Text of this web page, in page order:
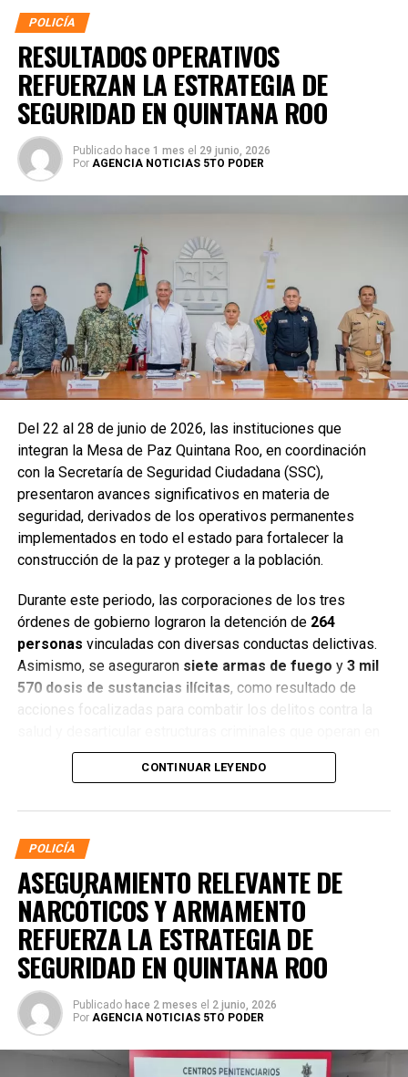
POLICÍA
RESULTADOS OPERATIVOS
REFUERZAN LA ESTRATEGIA DE
SEGURIDAD EN QUINTANA ROO
Publicado hace 1 mes el 29 junio, 2026
Por AGENCIA NOTICIAS 5TO PODER
Del 22 al 28 de junio de 2026, las instituciones que
integran la Mesa de Paz Quintana Roo, en coordinación
con la Secretaría de Seguridad Ciudadana (SSC),
presentaron avances significativos en materia de
seguridad, derivados de los operativos permanentes
implementados en todo el estado para fortalecer la
construcción de la paz y proteger a la población.
Durante este periodo, las corporaciones de los tres
órdenes de gobierno lograron la detención de 264
personas vinculadas con diversas conductas delictivas.
Asimismo, se aseguraron siete armas de fuego y 3 mil
570 dosis de sustancias ilícitas, como resultado de
acciones focalizadas para combatir los delitos contra la
distintos municipios.
CONTINUAR LEYENDO
POLICÍA
ASEGURAMIENTO RELEVANTE DE
NARCÓTICOS Y ARMAMENTO
REFUERZA LA ESTRATEGIA DE
SEGURIDAD EN QUINTANA ROO
Publicado hace 2 meses el 2 junio, 2026
Por AGENCIA NOTICIAS 5TO PODER